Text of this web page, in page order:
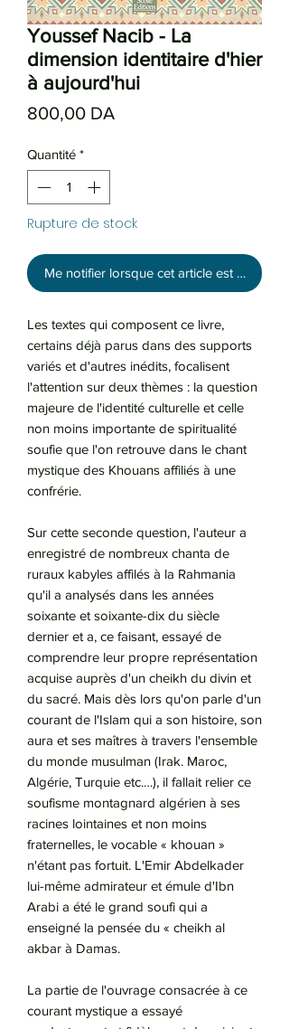
Youssef Nacib - La
dimension identitaire d'hier
à aujourd'hui
800,00 DA
Quantité *
Rupture de stock
Me notifier lorsque cet article est disponible
Les textes qui composent ce livre,
certains déjà parus dans des supports
variés et d'autres inédits, focalisent
l'attention sur deux thèmes : la question
majeure de l'identité culturelle et celle
non moins importante de spiritualité
soufie que l'on retrouve dans le chant
mystique des Khouans affiliés à une
confrérie.
Sur cette seconde question, l'auteur a
enregistré de nombreux chanta de
ruraux kabyles affilés à la Rahmania
qu'il a analysés dans les années
soixante et soixante-dix du siècle
dernier et a, ce faisant, essayé de
comprendre leur propre représentation
acquise auprès d'un cheikh du divin et
du sacré. Mais dès lors qu'on parle d'un
courant de l'Islam qui a son histoire, son
aura et ses maîtres à travers l'ensemble
du monde musulman (Irak. Maroc,
Algérie, Turquie etc.…), il fallait relier ce
soufisme montagnard algérien à ses
racines lointaines et non moins
fraternelles, le vocable « khouan »
n'étant pas fortuit. L'Emir Abdelkader
lui-même admirateur et émule d'Ibn
Arabi a été le grand soufi qui a
enseigné la pensée du « cheikh al
akbar à Damas.
La partie de l'ouvrage consacrée à ce
courant mystique a essayé